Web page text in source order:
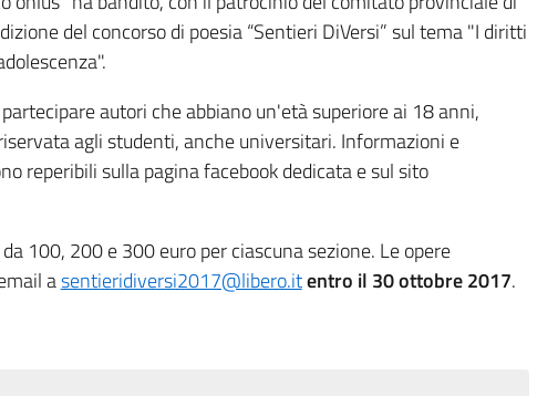
del concorso di poesia “Sentieri DiVersi” sul tema "I diritti
autori che abbiano un'età superiore ai 18 anni,
agli studenti, anche universitari. Informazioni e
reperibili sulla pagina facebook dedicata e sul sito
100, 200 e 300 euro per ciascuna sezione. Le opere
asentieridiversi2017@libero.itentro il 30 ottobre 2017.